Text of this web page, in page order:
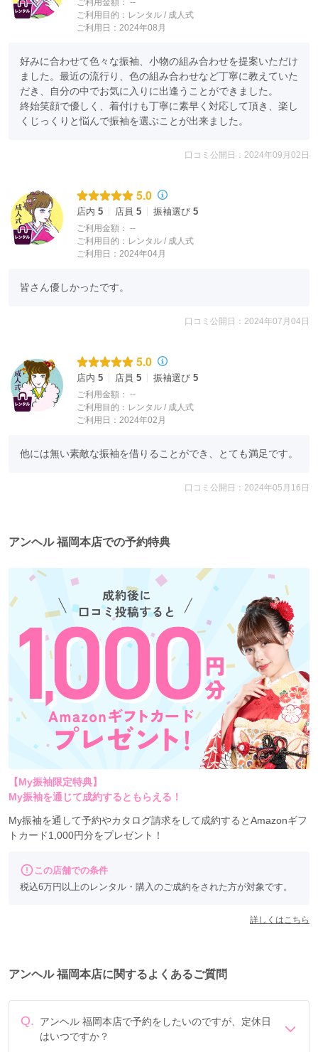
ご利用金額： --
ご利用目的： レンタル / 成人式
ご利用日：2024年08月
好みに合わせて色々な振袖、小物の組み合わせを提案いただけ
ました。最近の流行り、色の組み合わせなど丁寧に教えていた
だき、自分の中でお気に入りに出逢うことができました。
終始笑顔で優しく、着付けも丁寧に素早く対応して頂き、楽し
くじっくりと悩んで振袖を選ぶことが出来ました。
口コミ公開日：2024年09月02日
5.0
店内 5 店員 5 振袖選び 5
ご利用金額： --
ご利用目的： レンタル / 成人式
ご利用日：2024年04月
皆さん優しかったです。
口コミ公開日：2024年07月04日
5.0
店内 5 店員 5 振袖選び 5
ご利用金額： --
ご利用目的： レンタル / 成人式
ご利用日：2024年02月
他には無い素敵な振袖を借りることができ、とても満足です。
口コミ公開日：2024年05月16日
アンヘル 福岡本店での予約特典
【My振袖限定特典】
My振袖を通じて成約するともらえる！
My振袖を通して予約やカタログ請求をして成約するとAmazonギフ
トカード1,000円分をプレゼント！
この店舗での条件
税込6万円以上のレンタル・購入のご成約をされた方が対象です。
詳しくはこちら
アンヘル 福岡本店に関するよくあるご質問
Q.
アンヘル 福岡本店で予約をしたいのですが、定休日
はいつですか？